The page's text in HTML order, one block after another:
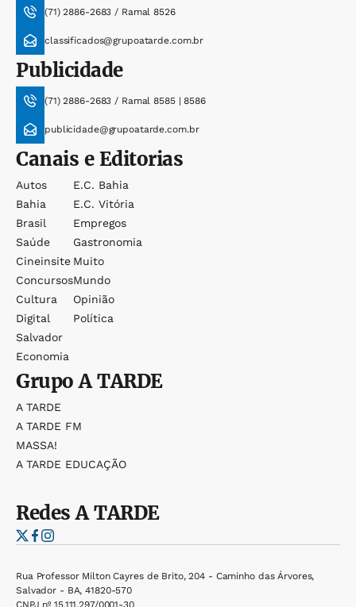
(71) 2886-2683 / Ramal 8526
classificados@grupoatarde.com.br
Publicidade
(71) 2886-2683 / Ramal 8585 | 8586
publicidade@grupoatarde.com.br
Canais e Editorias
Autos
Bahia
Brasil
Saúde
Cineinsite
Concursos
Cultura
Digital
Salvador
Economia
E.c. Bahia
E.c. Vitória
Empregos
Gastronomia
Muito
Mundo
Opinião
Política
GrupoA TARDE
A TARDE
A TARDE FM
MASSA!
A TARDE EDUCAÇÃO
RedesA TARDE
Rua Professor Milton Cayres de Brito, 204 - Caminho das Árvores,
Salvador - BA, 41820-570
CNPJ nº 15.111.297/0001-30